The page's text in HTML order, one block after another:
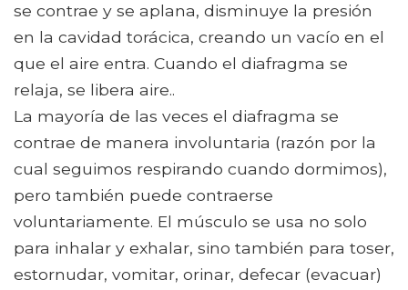
se contrae y se aplana, disminuye la presión
en la cavidad torácica, creando un vacío en el
que el aire entra. Cuando el diafragma se
relaja, se libera aire..
La mayoría de las veces el diafragma se
contrae de manera involuntaria (razón por la
cual seguimos respirando cuando dormimos),
pero también puede contraerse
voluntariamente. El músculo se usa no solo
para inhalar y exhalar, sino también para toser,
estornudar, vomitar, orinar, defecar (evacuar)